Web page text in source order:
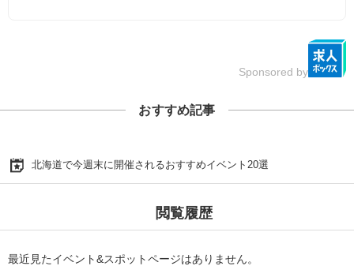
Sponsored by
おすすめ記事
北海道で今週末に開催されるおすすめイベント20選
閲覧履歴
最近見たイベント&スポットページはありません。